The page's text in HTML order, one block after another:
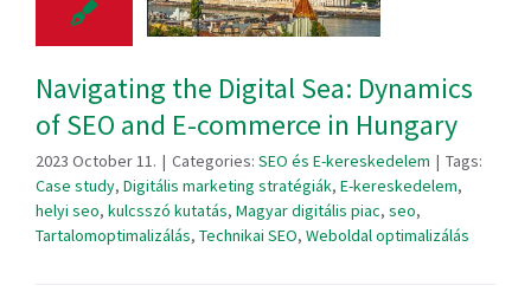
Navigating the Digital Sea: Dynamics
of SEO and E-commerce in Hungary
2023 October 11. | Categories: SEO és E-kereskedelem | Tags:
Case study, Digitális marketing stratégiák, E-kereskedelem,
helyi seo, kulcsszó kutatás, Magyar digitális piac, seo,
Tartalomoptimalizálás, Technikai SEO, Weboldal optimalizálás